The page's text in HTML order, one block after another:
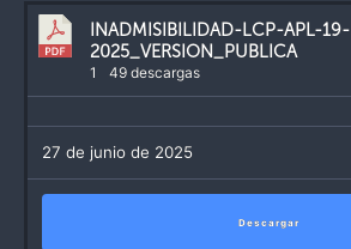
INADMISIBILIDAD-LCP-APL-19-
2025_VERSION_PUBLICA
1 49 descargas
27 de junio de 2025
Descargar